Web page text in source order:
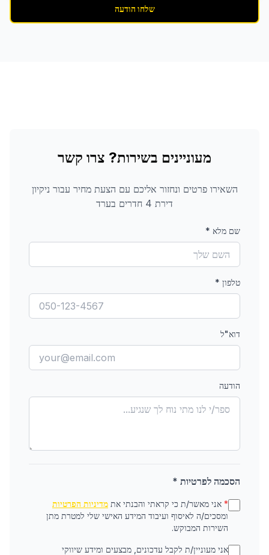
שלחו הודעה
מעוניינים בשירות? צרו קשר
השאירו פרטים ונחזור אליכם עם הצעת מחיר עבור ניקיון
דירת 4 חדרים
בערד
שם מלא *
טלפון *
דוא"ל
הודעה
הסכמה לפרטיות *
* אני מאשר/ת כי קראתי והבנתי את מדיניות הפרטיות
ומסכים/ה לאיסוף ועיבוד המידע האישי שלי למטרת מתן
השירות המבוקש.
אני מעוניין/ת לקבל עדכונים, מבצעים ומידע שיווקי